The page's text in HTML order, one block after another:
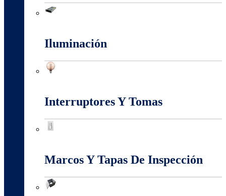
Iluminación
Interruptores Y Tomas
Marcos Y Tapas De Inspección